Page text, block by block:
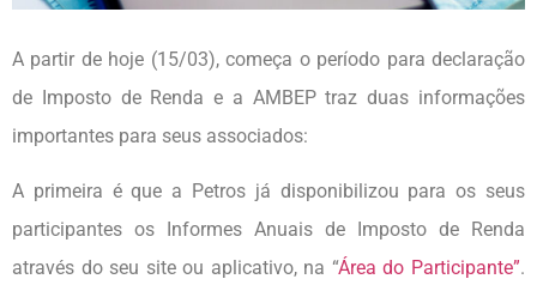
A partir de hoje (15/03), começa o período para declaração
de Imposto de Renda e a AMBEP traz duas informações
importantes para seus associados:
A primeira é que a Petros já disponibilizou para os seus
participantes os Informes Anuais de Imposto de Renda
através do seu site ou aplicativo, na “Área do Participante”.